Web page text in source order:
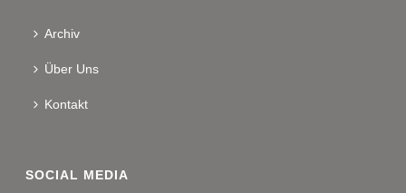
Archiv
Über Uns
Kontakt
SOCIAL MEDIA